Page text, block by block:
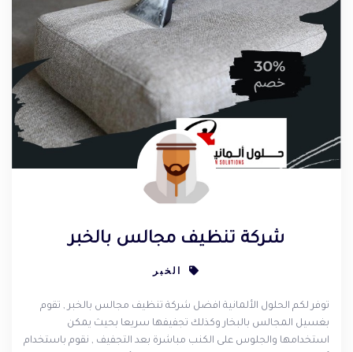
شركة تنظيف مجالس بالخبر
الخبر
توفر لكم الحلول الألمانية افضل شركة تنظيف مجالس بالخبر , تقوم
بغسيل المجالس بالبخار وكذلك تجفيفها سريعا بحيث يمكن
استخدامها والجلوس على الكنب مباشرة بعد التجفيف , نقوم باستخدام